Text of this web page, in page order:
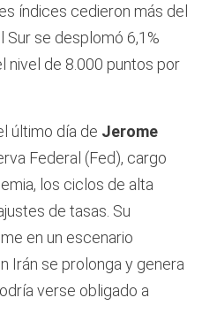
índices cedieron más del
Sur se desplomó 6,1%
nivel de 8.000 puntos por
último día de Jerome
Federal (Fed), cargo
los ciclos de alta
de tasas. Su
en un escenario
Irán se prolonga y genera
verse obligado a